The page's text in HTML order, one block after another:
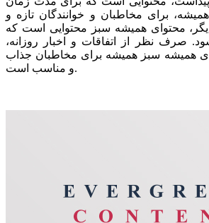
برای مخاطبان و خوانندگان تازه و
محتوای همیشه سبز محتوایی است که
صرف نظر از اتفاقات و اخبار روزانه،
همیشه سبز همیشه برای مخاطبان جذاب
و مناسب است.